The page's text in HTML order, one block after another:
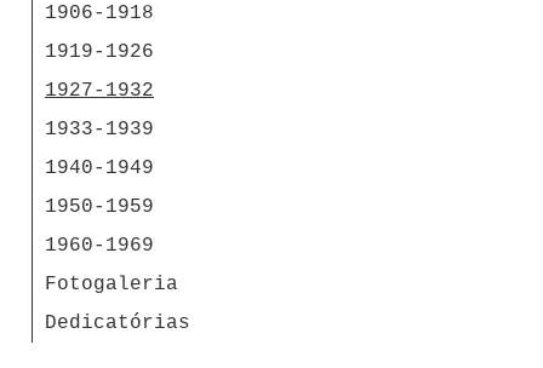
1906-1918
1919-1926
1927-1932
1933-1939
1940-1949
1950-1959
1960-1969
Fotogaleria
Dedicatórias